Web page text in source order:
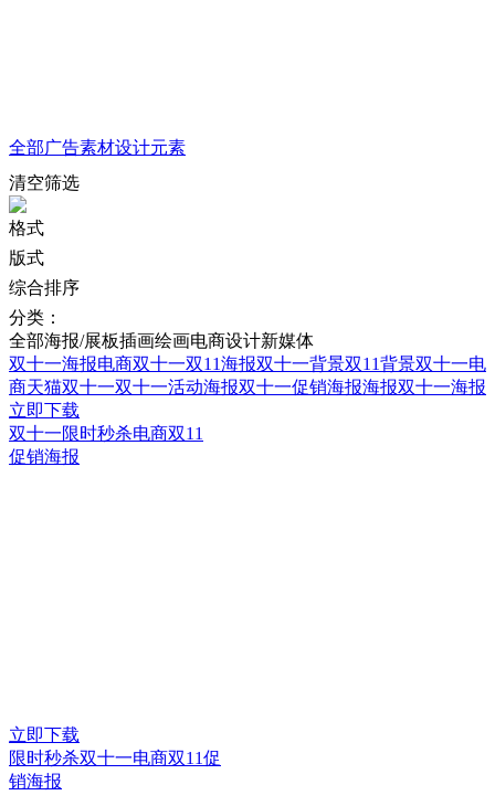
全部广告素材设计元素
清空筛选
格式
版式
综合排序
分类：
全部海报/展板插画绘画电商设计新媒体
双十一海报电商双十一双11海报双十一背景双11背景双十一电
商天猫双十一双十一活动海报双十一促销海报海报双十一海报
立即下载
双十一限时秒杀电商双11
促销海报
立即下载
限时秒杀双十一电商双11促
销海报